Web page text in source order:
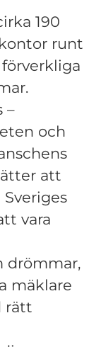
190
runt
–
och
att
vara
drömmar,
mäklare
rätt